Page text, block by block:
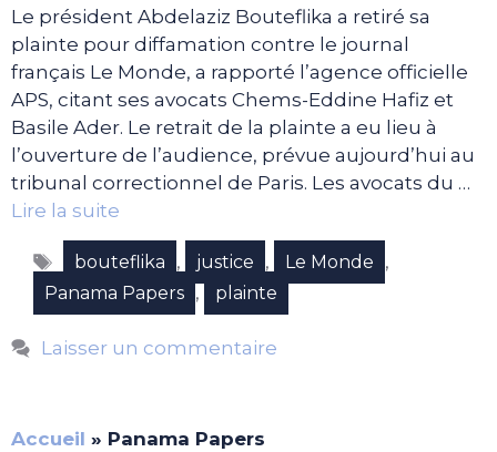
Le président Abdelaziz Bouteflika a retiré sa
plainte pour diffamation contre le journal
français Le Monde, a rapporté l’agence officielle
APS, citant ses avocats Chems-Eddine Hafiz et
Basile Ader. Le retrait de la plainte a eu lieu à
l’ouverture de l’audience, prévue aujourd’hui au
tribunal correctionnel de Paris. Les avocats du …
Lire la suite
Étiquettes
bouteflika , justice , Le Monde ,
Panama Papers , plainte
Laisser un commentaire
Accueil » Panama Papers